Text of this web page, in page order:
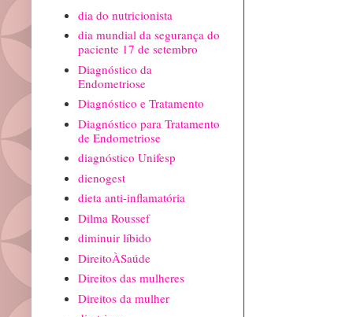
dia do nutricionista
dia mundial da segurança do
paciente 17 de setembro
Diagnóstico da
Endometriose
Diagnóstico e Tratamento
Diagnóstico para Tratamento
de Endometriose
diagnóstico Unifesp
dienogest
dieta anti-inflamatória
Dilma Roussef
diminuir líbido
DireitoÀSaúde
Direitos das mulheres
Direitos da mulher